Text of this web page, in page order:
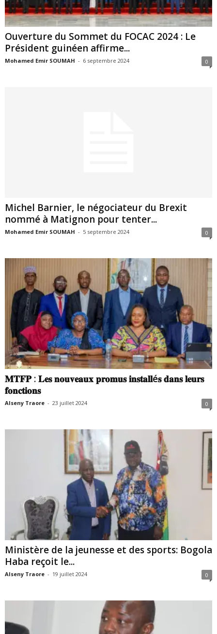
Ouverture du Sommet du FOCAC 2024 : Le
Président guinéen affirme...
Mohamed Emir SOUMAH - 6 septembre 2024 0
Michel Barnier, le négociateur du Brexit
nommé à Matignon pour tenter...
Mohamed Emir SOUMAH - 5 septembre 2024 0
𝐌𝐓𝐅𝐏 : 𝐋𝐞𝐬 𝐧𝐨𝐮𝐯𝐞𝐚𝐮𝐱 𝐩𝐫𝐨𝐦𝐮𝐬 𝐢𝐧𝐬𝐭𝐚𝐥𝐥é𝐬 𝐝𝐚𝐧𝐬 𝐥𝐞𝐮𝐫𝐬
𝐟𝐨𝐧𝐜𝐭𝐢𝐨𝐧𝐬
Alseny Traore - 23 juillet 2024 0
Ministère de la jeunesse et des sports: Bogola
Haba reçoit le...
Alseny Traore - 19 juillet 2024 0